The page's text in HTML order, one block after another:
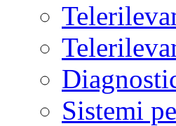
Sistemi